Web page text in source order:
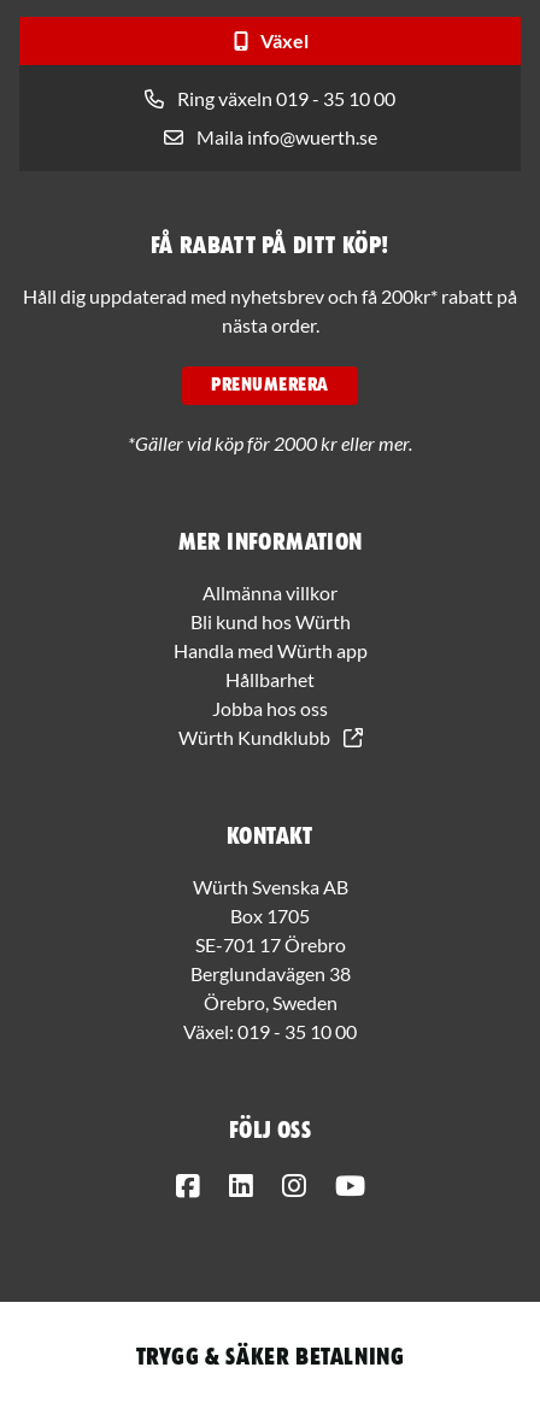
Växel
Ring växeln 019 - 35 10 00
Maila info@wuerth.se
Mer information
Allmänna villkor
Bli kund hos Würth
Handla med Würth app
Hållbarhet
Jobba hos oss
Würth Kundklubb
Kontakt
Würth Svenska AB
Box 1705
SE-701 17 Örebro
Berglundavägen 38
Örebro, Sweden
Växel: 019 - 35 10 00
Följ oss
FacebookLinkedInInstagram
Få rabatt på ditt köp!
Håll dig uppdaterad med nyhetsbrev och få 200kr* rabatt på
nästa order.
PRENUMERERA
*Gäller vid köp för 2000 kr eller mer.
Trygg & säker betalning